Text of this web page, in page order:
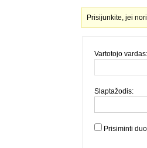
Prisijunkite, jei
Vartotojo vardas:
Slaptažodis:
Prisiminti